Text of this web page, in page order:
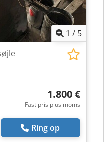
1 / 5
1.800 €
Fast pris plus moms
Ring op